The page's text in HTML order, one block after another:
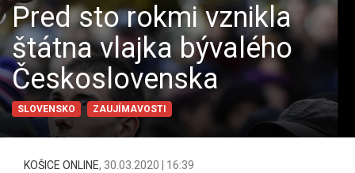
Pred sto rokmi vznikla
štátna vlajka bývalého
Československa
SLOVENSKO ZAUJÍMAVOSTI
KOŠICE ONLINE, 30.03.2020 | 16:39